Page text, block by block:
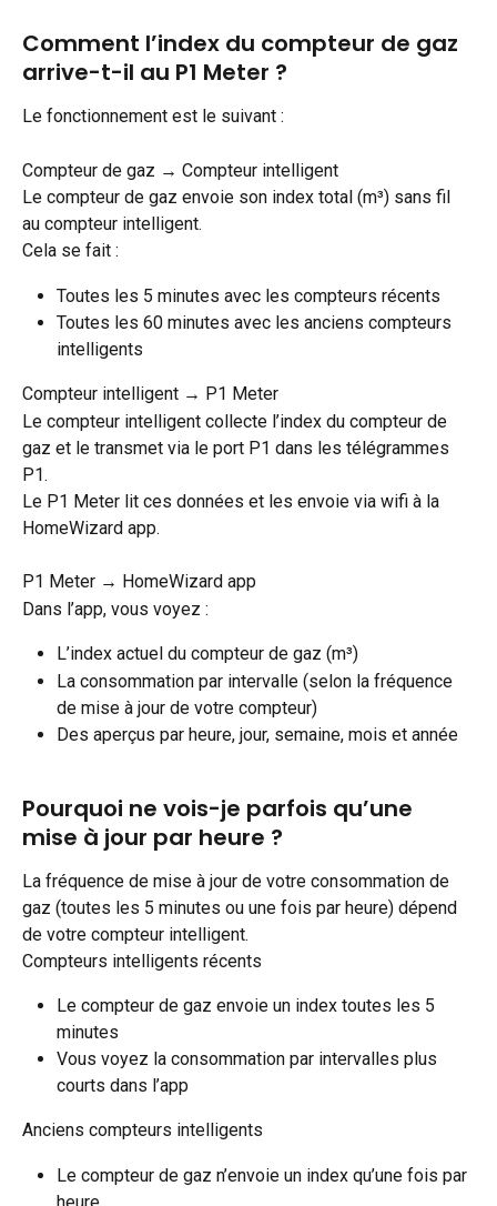
Comment l’index du compteur de gaz
arrive-t-il au P1 Meter ?
Le fonctionnement est le suivant :
Compteur de gaz → Compteur intelligent
Le compteur de gaz envoie son index total (m³) sans fil
au compteur intelligent.
Cela se fait :
Toutes les 5 minutes avec les compteurs récents
Toutes les 60 minutes avec les anciens compteurs
intelligents
Compteur intelligent → P1 Meter
Le compteur intelligent collecte l’index du compteur de
gaz et le transmet via le port P1 dans les télégrammes
P1.
Le P1 Meter lit ces données et les envoie via wifi à la
HomeWizard app.
P1 Meter → HomeWizard app
Dans l’app, vous voyez :
L’index actuel du compteur de gaz (m³)
La consommation par intervalle (selon la fréquence
de mise à jour de votre compteur)
Des aperçus par heure, jour, semaine, mois et année
Pourquoi ne vois-je parfois qu’une
mise à jour par heure ?
La fréquence de mise à jour de votre consommation de
gaz (toutes les 5 minutes ou une fois par heure) dépend
de votre compteur intelligent.
Compteurs intelligents récents
Le compteur de gaz envoie un index toutes les 5
minutes
Vous voyez la consommation par intervalles plus
courts dans l’app
Anciens compteurs intelligents
Le compteur de gaz n’envoie un index qu’une fois par
heure